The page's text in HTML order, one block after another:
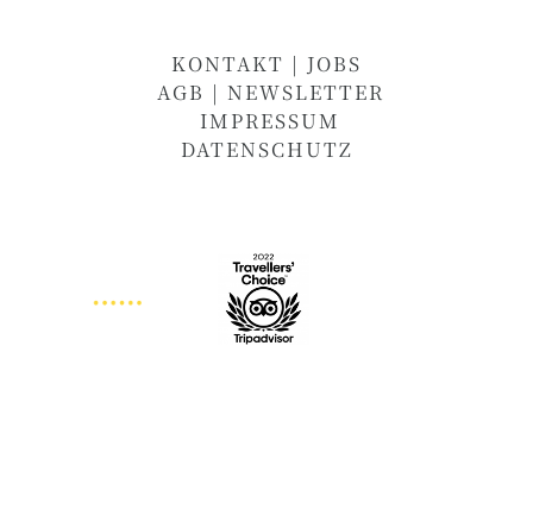
KONTAKT | JOBS
AGB | NEWSLETTER
IMPRESSUM
DATENSCHUTZ